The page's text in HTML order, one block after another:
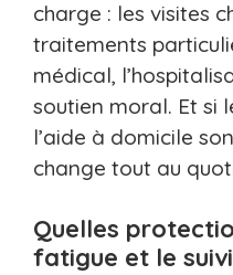
charge : les visites
traitements
médical,
soutien moral. Et si
l’aide à domicile
change tout au
Quelles
fatigue et le